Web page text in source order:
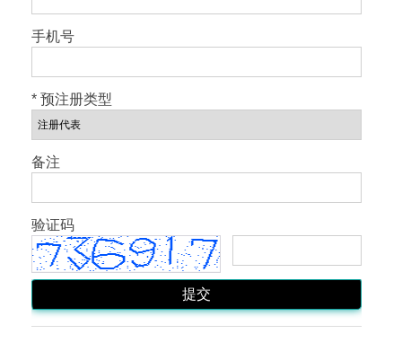
手机号
* 预注册类型
备注
验证码